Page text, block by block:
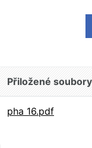
Přiložené soubory
pha 16.pdf